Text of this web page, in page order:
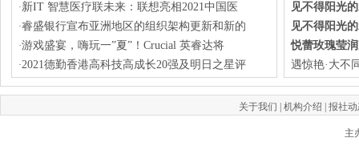
·新IT 智慧医疗联未来：联想亮相2021中国医
·睿盛银行宣布亚洲地区的组织架构更新和新的
·游戏盛宴，嗨玩一”夏”！Crucial 英睿达将
·2021德勤香港高科技高成长20强及明日之星评
见不得阳光
见不得阳光
悦蕾玫瑰莹
遇惊艳·大不
关于我们 机构介绍 报社
主